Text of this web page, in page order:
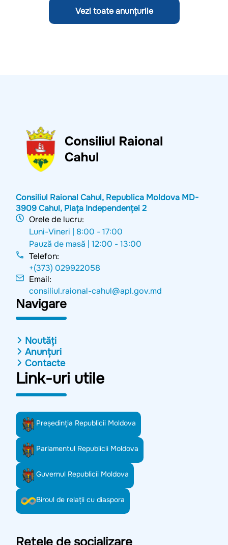
Vezi toate anunțurile
Consiliul Raional Cahul, Republica Moldova MD-
3909 Cahul, Piața Independenței 2
Orele de lucru:
Luni-Vineri | 8:00 - 17:00
Pauză de masă |12:00 - 13:00
Telefon:
+(373) 029922058
Email:
consiliul.raional-cahul@apl.gov.md
Navigare
Noutăți
Anunțuri
Contacte
Link-uri utile
Preşedinţia Republicii Moldova
Parlamentul Republicii Moldova
Guvernul Republicii Moldova
Biroul de relații cu diaspora